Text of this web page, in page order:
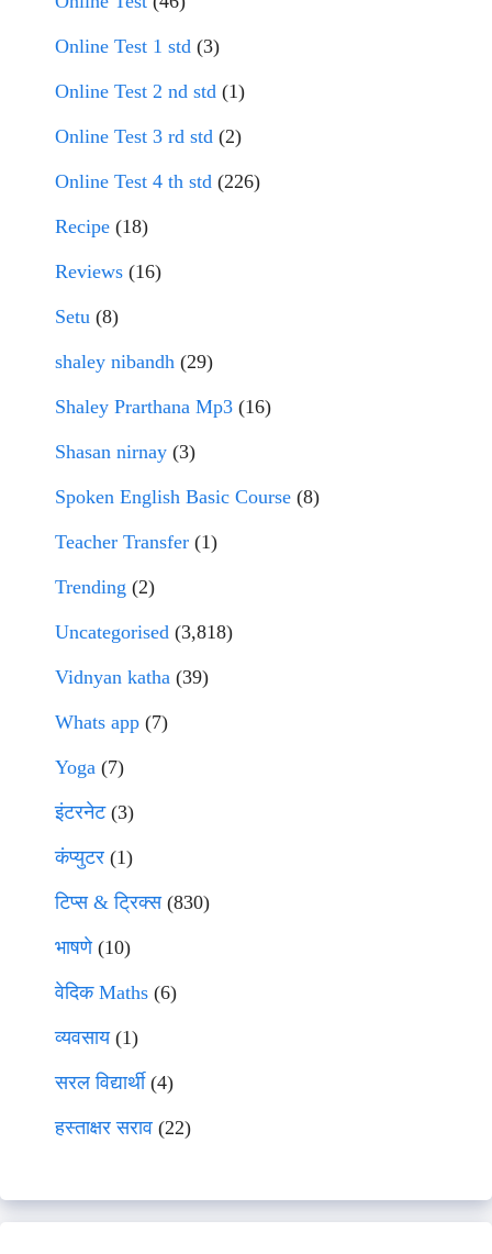
Online Test 1 std (3)
Online Test 2 nd std (1)
Online Test 3 rd std (2)
Online Test 4 th std (226)
Recipe (18)
Reviews (16)
Setu (8)
shaley nibandh (29)
Shaley Prarthana Mp3 (16)
Shasan nirnay (3)
Spoken English Basic Course (8)
Teacher Transfer (1)
Trending (2)
Uncategorised (3,818)
Vidnyan katha (39)
Whats app (7)
Yoga (7)
इंटरनेट(3)
कंप्युटर (1)
टिप्स & ट्रिक्स(830)
भाषणे(10)
वेदिक Maths (6)
व्यवसाय(1)
सरल विद्यार्थी(4)
हस्ताक्षर सराव (22)